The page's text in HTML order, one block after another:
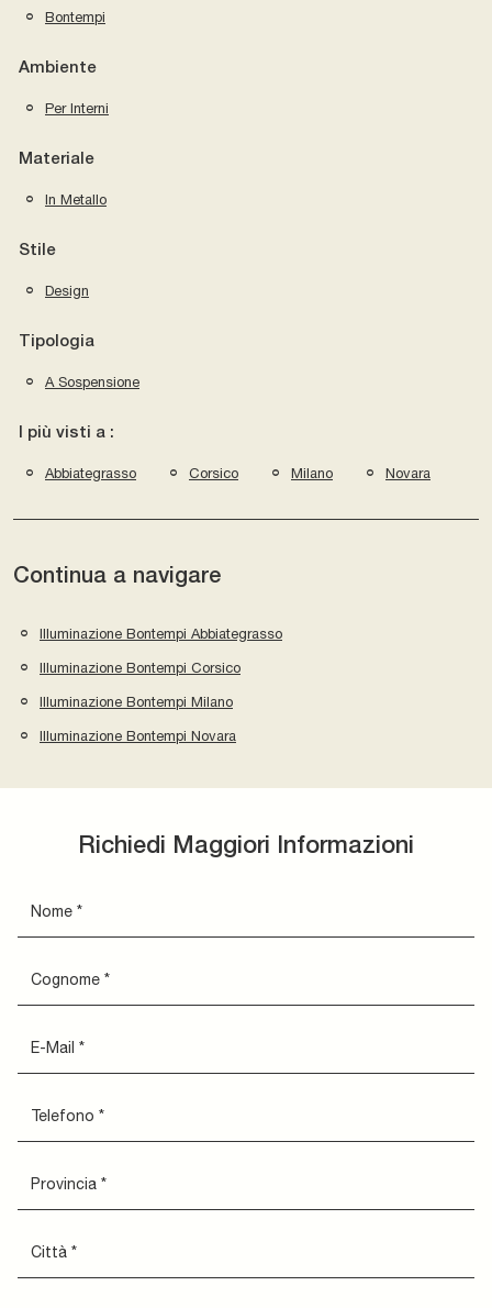
Bontempi
Ambiente
Per Interni
Materiale
In Metallo
Stile
Design
Tipologia
A Sospensione
I più visti a :
Abbiategrasso Corsico Milano Novara
Continua a navigare
Illuminazione Bontempi Abbiategrasso
Illuminazione Bontempi Corsico
Illuminazione Bontempi Milano
Illuminazione Bontempi Novara
Richiedi Maggiori Informazioni